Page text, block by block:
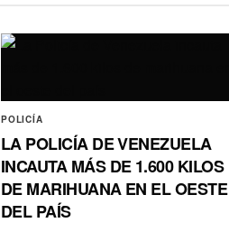
POLICÍA
LA POLICÍA DE VENEZUELA
INCAUTA MÁS DE 1.600 KILOS
DE MARIHUANA EN EL OESTE
DEL PAÍS